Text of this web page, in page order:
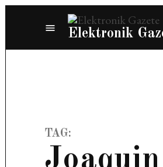
content
Elektronik
TAG: